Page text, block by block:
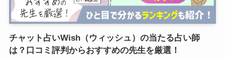
チャット占いWish（ウィッシュ）の当たる占い師
は？口コミ評判からおすすめの先生を厳選！